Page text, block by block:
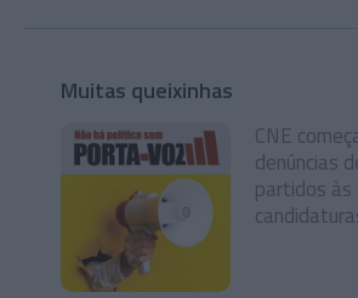
Muitas queixinhas
CNE
denúncias
partidos às